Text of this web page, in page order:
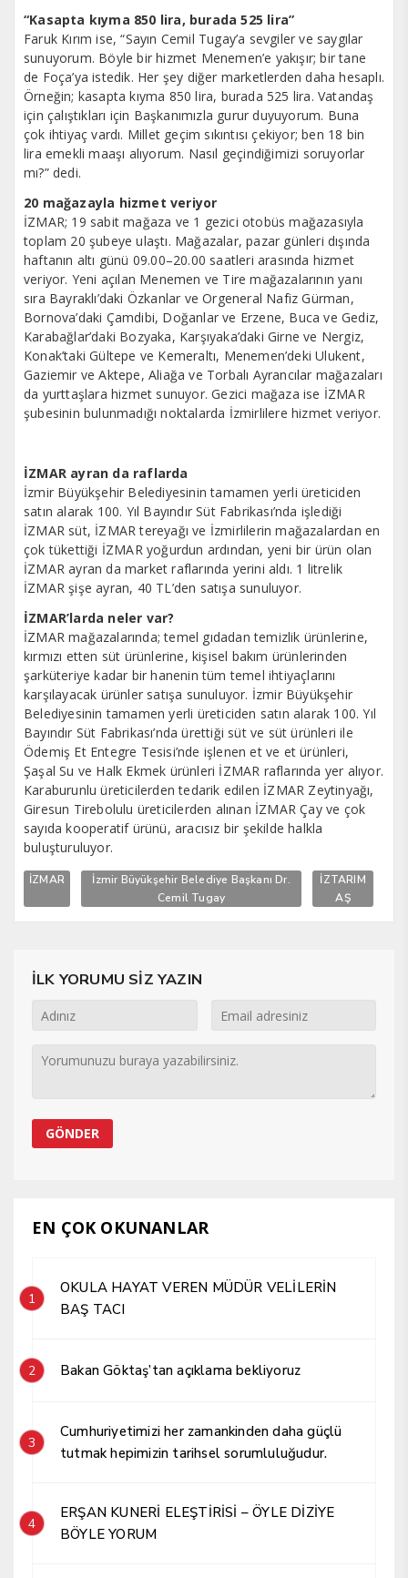
“Kasapta kıyma 850 lira, burada 525 lira”
Faruk Kırım ise, “Sayın Cemil Tugay’a sevgiler ve saygılar
sunuyorum. Böyle bir hizmet Menemen’e yakışır; bir tane
de Foça’ya istedik. Her şey diğer marketlerden daha hesaplı.
Örneğin; kasapta kıyma 850 lira, burada 525 lira. Vatandaş
için çalıştıkları için Başkanımızla gurur duyuyorum. Buna
çok ihtiyaç vardı. Millet geçim sıkıntısı çekiyor; ben 18 bin
lira emekli maaşı alıyorum. Nasıl geçindiğimizi soruyorlar
mı?” dedi.
20 mağazayla hizmet veriyor
İZMAR; 19 sabit mağaza ve 1 gezici otobüs mağazasıyla
toplam 20 şubeye ulaştı. Mağazalar, pazar günleri dışında
haftanın altı günü 09.00–20.00 saatleri arasında hizmet
veriyor. Yeni açılan Menemen ve Tire mağazalarının yanı
sıra Bayraklı’daki Özkanlar ve Orgeneral Nafiz Gürman,
Bornova’daki Çamdibi, Doğanlar ve Erzene, Buca ve Gediz,
Karabağlar’daki Bozyaka, Karşıyaka’daki Girne ve Nergiz,
Konak’taki Gültepe ve Kemeraltı, Menemen’deki Ulukent,
Gaziemir ve Aktepe, Aliağa ve Torbalı Ayrancılar mağazaları
da yurttaşlara hizmet sunuyor. Gezici mağaza ise İZMAR
şubesinin bulunmadığı noktalarda İzmirlilere hizmet veriyor.
İZMAR ayran da raflarda
İzmir Büyükşehir Belediyesinin tamamen yerli üreticiden
satın alarak 100. Yıl Bayındır Süt Fabrikası’nda işlediği
İZMAR süt, İZMAR tereyağı ve İzmirlilerin mağazalardan en
çok tükettiği İZMAR yoğurdun ardından, yeni bir ürün olan
İZMAR ayran da market raflarında yerini aldı. 1 litrelik
İZMAR şişe ayran, 40 TL’den satışa sunuluyor.
İZMAR’larda neler var?
İZMAR mağazalarında; temel gıdadan temizlik ürünlerine,
kırmızı etten süt ürünlerine, kişisel bakım ürünlerinden
şarküteriye kadar bir hanenin tüm temel ihtiyaçlarını
karşılayacak ürünler satışa sunuluyor. İzmir Büyükşehir
Belediyesinin tamamen yerli üreticiden satın alarak 100. Yıl
Bayındır Süt Fabrikası’nda ürettiği süt ve süt ürünleri ile
Ödemiş Et Entegre Tesisi’nde işlenen et ve et ürünleri,
Şaşal Su ve Halk Ekmek ürünleri İZMAR raflarında yer alıyor.
Karaburunlu üreticilerden tedarik edilen İZMAR Zeytinyağı,
Giresun Tirebolulu üreticilerden alınan İZMAR Çay ve çok
sayıda kooperatif ürünü, aracısız bir şekilde halkla
buluşturuluyor.
İZMAR
İzmir Büyükşehir Belediye Başkanı Dr.
Cemil Tugay
İZTARIM
AŞ
İLK YORUMU SİZ YAZIN
EN ÇOK OKUNANLAR
1
OKULA HAYAT VEREN MÜDÜR VELİLERİN
BAŞ TACI
2 Bakan Göktaş’tan açıklama bekliyoruz
3
Cumhuriyetimizi her zamankinden daha güçlü
tutmak hepimizin tarihsel sorumluluğudur.
4
ERŞAN KUNERİ ELEŞTİRİSİ – ÖYLE DİZİYE
BÖYLE YORUM